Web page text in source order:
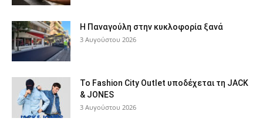
Η Παναγούλη στην κυκλοφορία ξανά
3 Αυγούστου 2026
Το Fashion City Outlet υποδέχεται τη JACK
& JONES
3 Αυγούστου 2026